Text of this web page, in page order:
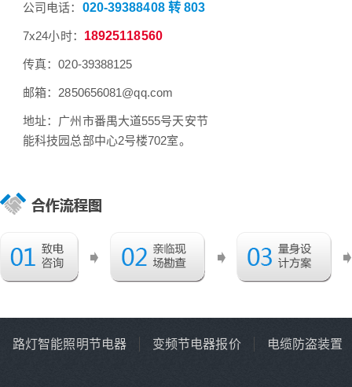
公司电话： 020-39388408 转 803
7x24小时： 18925118560
传真：020-39388125
邮箱：2850656081@qq.com
地址：广州市番禺大道555号天安节
能科技园总部中心2号楼702室。
路灯智能照明节电器 变频节电器报价 电缆防盗装置